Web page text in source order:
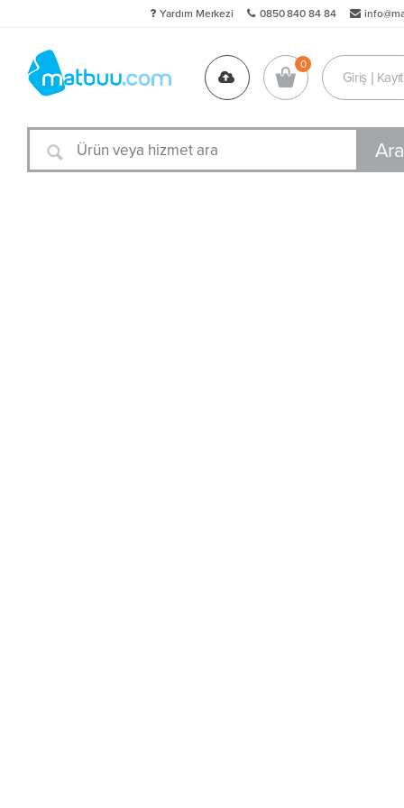
0850 840 84 84
Yardım Merkezi
Giriş | Kayıt